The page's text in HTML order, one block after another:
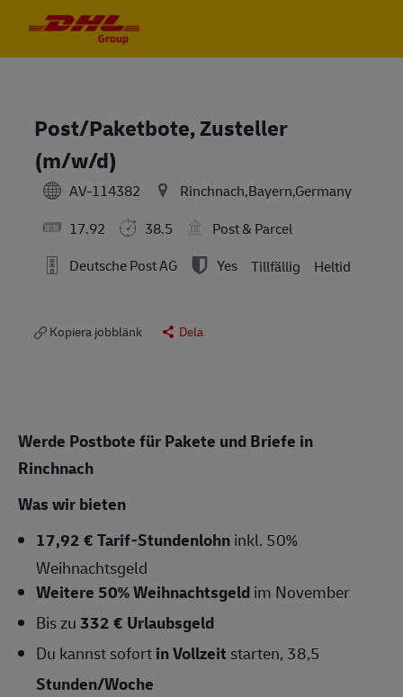
Post/Paketbote, Zusteller
(m/w/d)
AV-114382
Rinchnach,Bayern,Germany
17.92
38.5
Post & Parcel
Deutsche Post AG
Yes Tillfällig Heltid
Kopiera jobblänk Dela
Werde Postbote für Pakete und Briefe in
Rinchnach
Was wir bieten
17,92 € Tarif-Stundenlohninkl. 50%
Weihnachtsgeld
Weitere 50% Weihnachtsgeldim November
Bis zu332 € Urlaubsgeld
Du kannst sofortin Vollzeit starten, 38,5
Stunden/Woche